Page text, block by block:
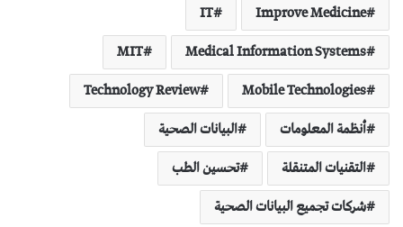
Improve Medicine
IT
Medical Information Systems
MIT
Mobile Technologies
Technology Review
أنظمة المعلومات
البيانات الصحية
التقنيات المتنقلة
تحسين الطب
شركات تجميع البيانات الصحية